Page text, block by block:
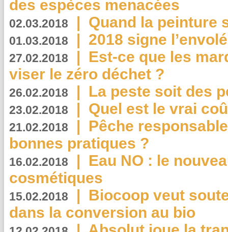
des espèces menacées
02.03.2018 | Quand la peinture
01.03.2018 | 2018 signe
27.02.2018 | Est-ce que les
viser le zéro déchet ?
26.02.2018 | La peste soit des
23.02.2018 | Quel est le vrai
21.02.2018 | Pêche
bonnes pratiques ?
16.02.2018 | Eau NO : le
cosmétiques
15.02.2018 | Biocoop veut
dans la conversion au bio